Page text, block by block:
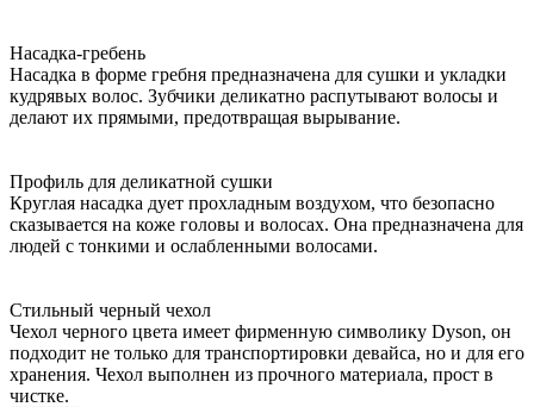
Насадка-гребень
Насадка в форме гребня предназначена для сушки и укладки
кудрявых волос. Зубчики деликатно распутывают волосы и
делают их прямыми, предотвращая вырывание.
Профиль для деликатной сушки
Круглая насадка дует прохладным воздухом, что безопасно
сказывается на коже головы и волосах. Она предназначена для
людей с тонкими и ослабленными волосами.
Стильный черный чехол
Чехол черного цвета имеет фирменную символику Dyson, он
подходит не только для транспортировки девайса, но и для его
хранения. Чехол выполнен из прочного материала, прост в
чистке.